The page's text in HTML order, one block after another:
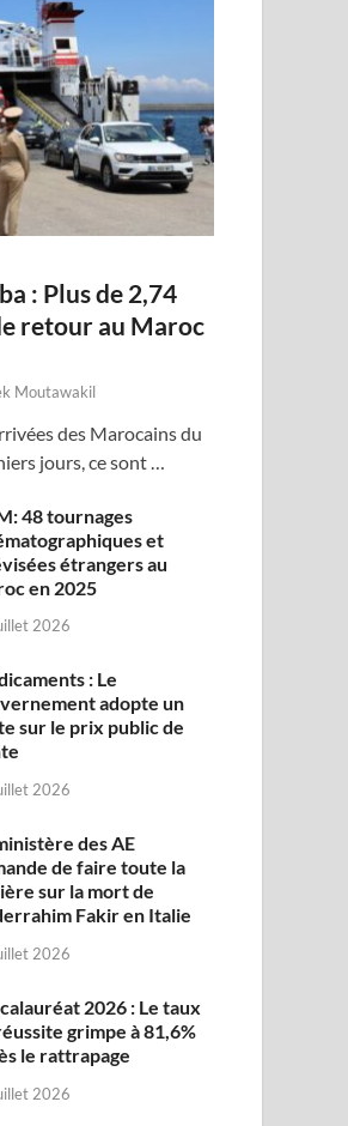
: Plus de 2,74
retour au Maroc
Moutawakil
des Marocains du
jours, ce sont …
48 tournages
et
étrangers au
en 2025
2026
: Le
adopte un
sur le prix public de
2026
des AE
de faire toute la
sur la mort de
Fakir en Italie
2026
2026 : Le taux
grimpe à 81,6%
le rattrapage
2026